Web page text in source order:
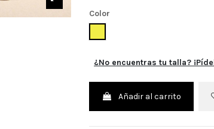
Color
¿No encuentras tu talla?
Añadir al carrito